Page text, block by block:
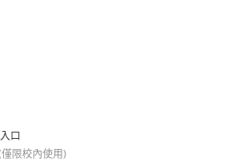
口
限校內使用)